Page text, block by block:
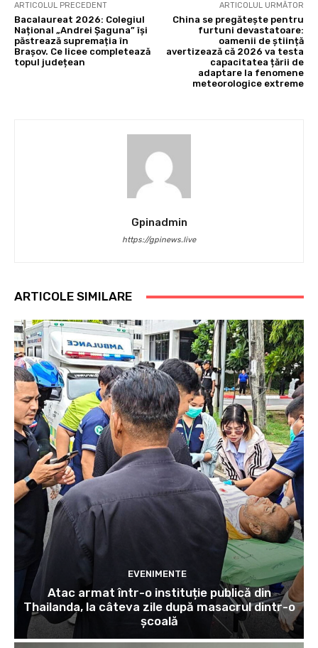
ARTICOLUL PRECEDENT
Bacalaureat 2026: Colegiul
Național „Andrei Șaguna” își
păstrează supremația în
Brașov. Ce licee completează
topul județean
ARTICOLUL URMĂTOR
China se pregătește pentru
furtuni devastatoare:
oamenii de știință
avertizează că 2026 va testa
capacitatea țării de
adaptare la fenomene
meteorologice extreme
Gpinadmin
https://gpinews.live
ARTICOLE SIMILARE
EVENIMENTE
Atac armat într-o instituție publică din
Thailanda, la câteva zile după masacrul dintr-o
școală